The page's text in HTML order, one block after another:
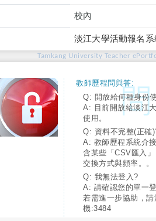
校內
淡江大學活動報名
Tamkang University Teacher
教師歷程問與答:
Q: 開放給何種身份
A: 目前開放給淡江
使用。
Q: 資料不完整(正確
A: 教師歷程系統介
含某些「CSV匯入
交換方式與頻率。。
Q: 我無法登入?
A: 請確認您的單一
若需進一步協助，
機:3484